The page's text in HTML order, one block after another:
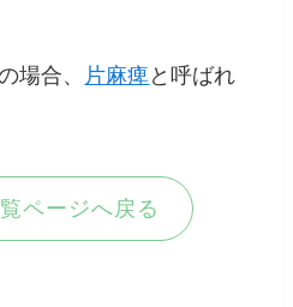
場合、 片麻痺 と呼ばれ
ページへ戻る